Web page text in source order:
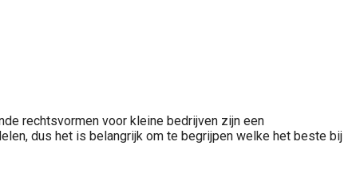
rechtsvormen voor kleine bedrijven zijn een
dus het is belangrijk om te begrijpen welke het beste bij